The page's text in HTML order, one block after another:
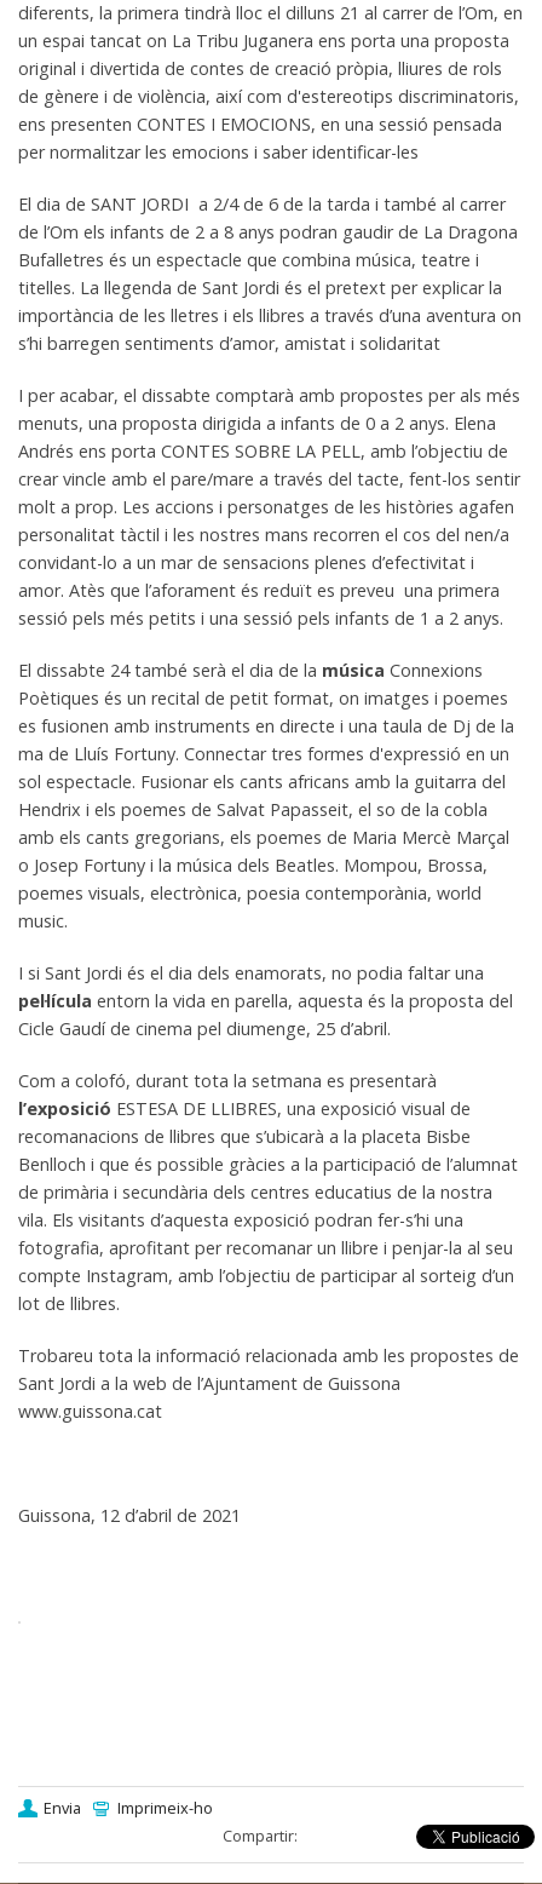
diferents, la primera tindrà lloc el dilluns 21 al carrer de l’Om, en
un espai tancat on La Tribu Juganera ens porta una proposta
original i divertida de contes de creació pròpia, lliures de rols
de gènere i de violència, així com d'estereotips discriminatoris,
ens presenten CONTES I EMOCIONS, en una sessió pensada
per normalitzar les emocions i saber identificar-les
El dia de SANT JORDI a 2/4 de 6 de la tarda i també al carrer
de l’Om els infants de 2 a 8 anys podran gaudir de La Dragona
Bufalletres és un espectacle que combina música, teatre i
titelles. La llegenda de Sant Jordi és el pretext per explicar la
importància de les lletres i els llibres a través d’una aventura on
s’hi barregen sentiments d’amor, amistat i solidaritat
I per acabar, el dissabte comptarà amb propostes per als més
menuts, una proposta dirigida a infants de 0 a 2 anys. Elena
Andrés ens porta CONTES SOBRE LA PELL, amb l’objectiu de
crear vincle amb el pare/mare a través del tacte, fent-los sentir
molt a prop. Les accions i personatges de les històries agafen
personalitat tàctil i les nostres mans recorren el cos del nen/a
convidant-lo a un mar de sensacions plenes d’efectivitat i
amor. Atès que l’aforament és reduït es preveu una primera
sessió pels més petits i una sessió pels infants de 1 a 2 anys.
El dissabte 24 també serà el dia de la música Connexions
Poètiques és un recital de petit format, on imatges i poemes
es fusionen amb instruments en directe i una taula de Dj de la
ma de Lluís Fortuny. Connectar tres formes d'expressió en un
sol espectacle. Fusionar els cants africans amb la guitarra del
Hendrix i els poemes de Salvat Papasseit, el so de la cobla
amb els cants gregorians, els poemes de Maria Mercè Marçal
o Josep Fortuny i la música dels Beatles. Mompou, Brossa,
poemes visuals, electrònica, poesia contemporània, world
music.
I si Sant Jordi és el dia dels enamorats, no podia faltar una
pel·lícula entorn la vida en parella, aquesta és la proposta del
Cicle Gaudí de cinema pel diumenge, 25 d’abril.
Com a colofó, durant tota la setmana es presentarà
l’exposició ESTESA DE LLIBRES, una exposició visual de
recomanacions de llibres que s’ubicarà a la placeta Bisbe
Benlloch i que és possible gràcies a la participació de l’alumnat
de primària i secundària dels centres educatius de la nostra
vila. Els visitants d’aquesta exposició podran fer-s’hi una
fotografia, aprofitant per recomanar un llibre i penjar-la al seu
compte Instagram, amb l’objectiu de participar al sorteig d’un
lot de llibres.
Trobareu tota la informació relacionada amb les propostes de
Sant Jordi a la web de l’Ajuntament de Guissona
www.guissona.cat
Guissona, 12 d’abril de 2021
Envia
Imprimeix-ho
Compartir: